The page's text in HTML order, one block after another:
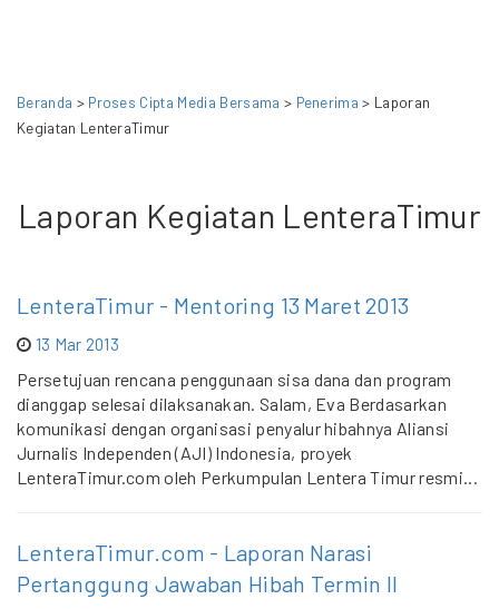
Beranda > Proses Cipta Media Bersama > Penerima > Laporan
Kegiatan LenteraTimur
Laporan Kegiatan LenteraTimur
LenteraTimur - Mentoring 13 Maret 2013
13 Mar 2013
Persetujuan rencana penggunaan sisa dana dan program
dianggap selesai dilaksanakan. Salam, Eva Berdasarkan
komunikasi dengan organisasi penyalur hibahnya Aliansi
Jurnalis Independen (AJI) Indonesia, proyek
LenteraTimur.com oleh Perkumpulan Lentera Timur resmi...
LenteraTimur.com - Laporan Narasi
Pertanggung Jawaban Hibah Termin II